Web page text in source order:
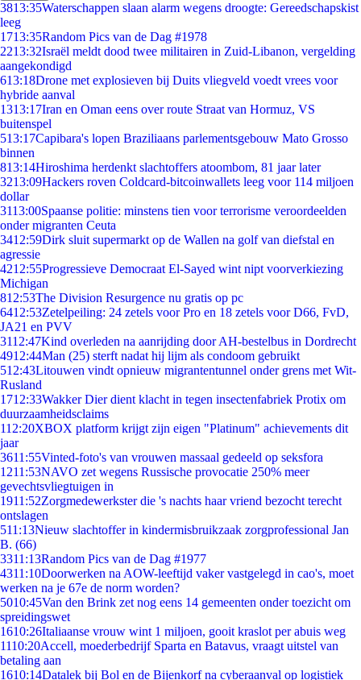
3813:35Waterschappen slaan alarm wegens droogte: Gereedschapskist
leeg
1713:35Random Pics van de Dag #1978
2213:32Israël meldt dood twee militairen in Zuid-Libanon, vergelding
aangekondigd
613:18Drone met explosieven bij Duits vliegveld voedt vrees voor
hybride aanval
1313:17Iran en Oman eens over route Straat van Hormuz, VS
buitenspel
513:17Capibara's lopen Braziliaans parlementsgebouw Mato Grosso
binnen
813:14Hiroshima herdenkt slachtoffers atoombom, 81 jaar later
3213:09Hackers roven Coldcard-bitcoinwallets leeg voor 114 miljoen
dollar
3113:00Spaanse politie: minstens tien voor terrorisme veroordeelden
onder migranten Ceuta
3412:59Dirk sluit supermarkt op de Wallen na golf van diefstal en
agressie
4212:55Progressieve Democraat El-Sayed wint nipt voorverkiezing
Michigan
812:53The Division Resurgence nu gratis op pc
6412:53Zetelpeiling: 24 zetels voor Pro en 18 zetels voor D66, FvD,
JA21 en PVV
3112:47Kind overleden na aanrijding door AH-bestelbus in Dordrecht
4912:44Man (25) sterft nadat hij lijm als condoom gebruikt
512:43Litouwen vindt opnieuw migrantentunnel onder grens met Wit-
Rusland
1712:33Wakker Dier dient klacht in tegen insectenfabriek Protix om
duurzaamheidsclaims
112:20XBOX platform krijgt zijn eigen "Platinum" achievements dit
jaar
3611:55Vinted-foto's van vrouwen massaal gedeeld op seksfora
1211:53NAVO zet wegens Russische provocatie 250% meer
gevechtsvliegtuigen in
1911:52Zorgmedewerkster die 's nachts haar vriend bezocht terecht
ontslagen
511:13Nieuw slachtoffer in kindermisbruikzaak zorgprofessional Jan
B. (66)
3311:13Random Pics van de Dag #1977
4311:10Doorwerken na AOW-leeftijd vaker vastgelegd in cao's, moet
werken na je 67e de norm worden?
5010:45Van den Brink zet nog eens 14 gemeenten onder toezicht om
spreidingswet
1610:26Italiaanse vrouw wint 1 miljoen, gooit kraslot per abuis weg
1110:20Accell, moederbedrijf Sparta en Batavus, vraagt uitstel van
betaling aan
1610:14Datalek bij Bol en de Bijenkorf na cyberaanval op logistiek